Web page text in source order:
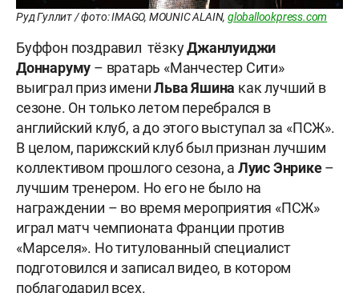
Руд Гуллит / фото: IMAGO, MOUNIC ALAIN,globallookpress.com
Буффон поздравил тёзкуДжанлуиджи
Доннаруму – вратарь «Манчестер Сити»
выиграл приз имениЛьва Яшина как лучший в
сезоне. Он только летом перебрался в
английский клуб, а до этого выступал за «ПСЖ».
В целом, парижский клуб был признан лучшим
коллективом прошлого сезона, а ЛуисЭнрике–
лучшим тренером. Но его не было на
награждении – во время мероприятия «ПСЖ»
играл матч чемпионата Франции против
«Марселя». Но титулованный специалист
подготовился и записал видео, в котором
поблагодарил всех.